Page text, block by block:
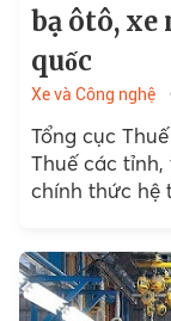
bạ ôtô,
quốc
Xe và Công nghệ
Tổng cục
Thuế các
chính thức hệ